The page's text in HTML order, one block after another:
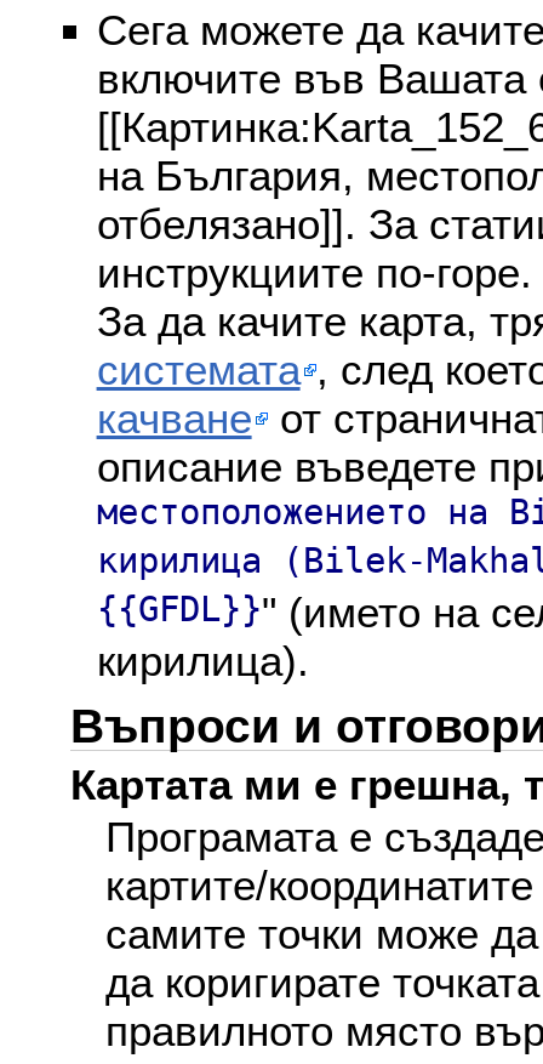
Сега можете да
включите във Вашата
на България,
отбелязано]]. За
инструкциите по-горе.
За да качите карта,
системата , след
качване от
описание въведете
местоположението
кирилица (Bilek-
{{GFDL}}" (името на
кирилица).
Въпроси и
Картата ми е грешна,
Програмата е
картите/
самите точки може
да коригирате
правилното място